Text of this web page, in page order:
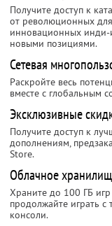
Получите доступ к
от революционных
инновационных инди-
новыми позициями.
Сетевая
Раскройте весь
вместе с глобальным
Эксклюзивные
Получите доступ к
дополнениям,
Store.
Облачное
Храните до 100 ГБ
продолжайте играть с
консоли.